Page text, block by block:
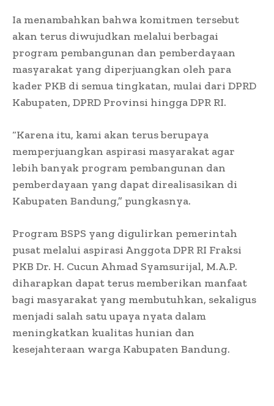
Ia menambahkan bahwa komitmen tersebut
akan terus diwujudkan melalui berbagai
program pembangunan dan pemberdayaan
masyarakat yang diperjuangkan oleh para
kader PKB di semua tingkatan, mulai dari DPRD
Kabupaten, DPRD Provinsi hingga DPR RI.
“Karena itu, kami akan terus berupaya
memperjuangkan aspirasi masyarakat agar
lebih banyak program pembangunan dan
pemberdayaan yang dapat direalisasikan di
Kabupaten Bandung,” pungkasnya.
Program BSPS yang digulirkan pemerintah
pusat melalui aspirasi Anggota DPR RI Fraksi
PKB Dr. H. Cucun Ahmad Syamsurijal, M.A.P.
diharapkan dapat terus memberikan manfaat
bagi masyarakat yang membutuhkan, sekaligus
menjadi salah satu upaya nyata dalam
meningkatkan kualitas hunian dan
kesejahteraan warga Kabupaten Bandung.